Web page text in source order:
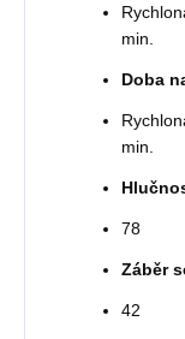
min.
Doba
min.
78
Záběr
42